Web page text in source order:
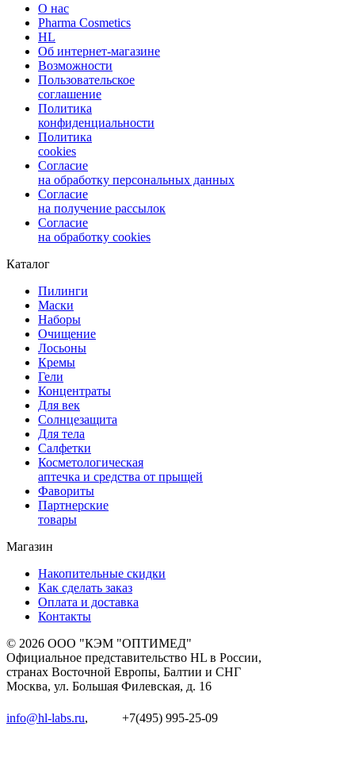
О нас
Pharma Cosmetics
HL
Об интернет-магазине
Возможности
Пользовательское
соглашение
Политика
конфиденциальности
Политика
cookies
Согласие
на обработку персональных данных
Согласие
на получение рассылок
Согласие
на обработку cookies
Каталог
Пилинги
Маски
Наборы
Очищение
Лосьоны
Кремы
Гели
Концентраты
Для век
Солнцезащита
Для тела
Салфетки
Косметологическая
аптечка и средства от прыщей
Фавориты
Партнерские
товары
Магазин
Накопительные скидки
Как сделать заказ
Оплата и доставка
Контакты
© 2026 ООО "КЭМ "ОПТИМЕД"
Официальное представительство HL в России,
странах Восточной Европы, Балтии и СНГ
Москва, ул. Большая Филевская, д. 16
info@hl-labs.ru, +7(495) 995-25-09